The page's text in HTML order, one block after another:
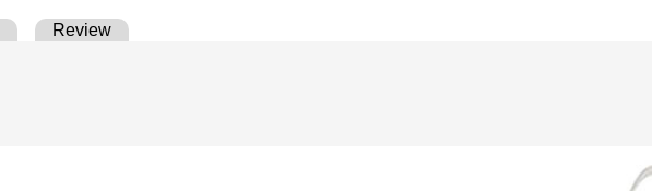
Review